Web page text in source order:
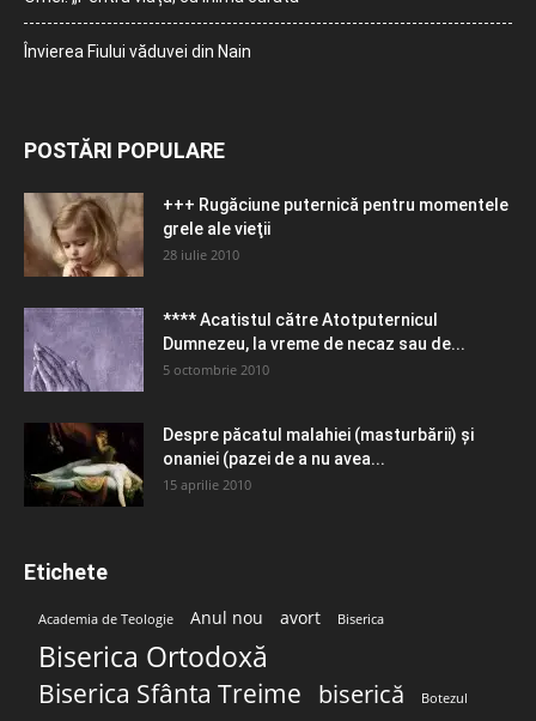
Învierea Fiului văduvei din Nain
POSTĂRI POPULARE
+++ Rugăciune puternică pentru momentele
grele ale vieţii
28 iulie 2010
**** Acatistul către Atotputernicul
Dumnezeu, la vreme de necaz sau de...
5 octombrie 2010
Despre păcatul malahiei (masturbării) şi
onaniei (pazei de a nu avea...
15 aprilie 2010
Etichete
Academia de Teologie Anul nou avort Biserica
Biserica Ortodoxă
Biserica Sfânta Treime biserică Botezul